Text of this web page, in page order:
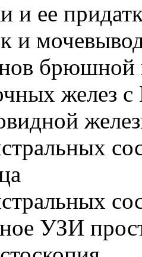
и ее
и
брюшной
желез
УЗИ